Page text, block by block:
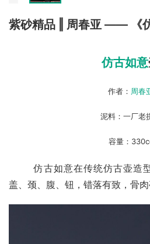
紫砂精品 ‖ 周春亚 —— 《
仿古如意
作者： 周春
泥料：一厂老
容量：
       仿古如意在传统仿古壶造型上加饰如意筋纹，身、
盖、颈、腹、钮，错落有致，骨肉